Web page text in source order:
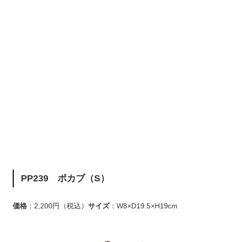
PP239 ポカブ（S）
価格：2,200円（税込） サイズ：W8×D19.5×H19cm